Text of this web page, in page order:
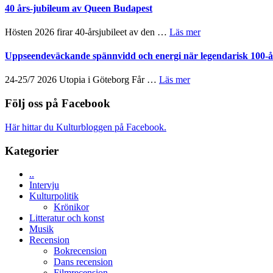
unga
Toronto
New
–
40 års-jubileum av Queen Budapest
Hösten 2026 firar 40-årsjubileet av den … Läs merom
års-
jubileum
Uppseendeväckande spännvidd och energi när legendarisk
24-25/7 2026 Utopia i Göteborg Får … Läs merom
Följ oss på Facebook
Här hittar du Kulturbloggen på Facebook.
Kategorier
..
Intervju
Kulturpolitik
Krönikor
Litteratur och konst
Musik
Recension
Bokrecension
Dans recension